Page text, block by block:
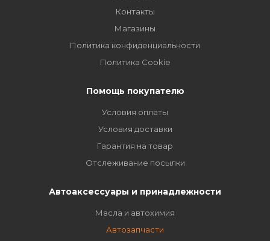
Контакты
Магазины
Политика конфиденциальности
Политика Cookie
Помощь покупателю
Условия оплаты
Условия доставки
Гарантия на товар
Отслеживание посылки
Автоаксессуары и принадлежности
Масла и автохимия
Автозапчасти